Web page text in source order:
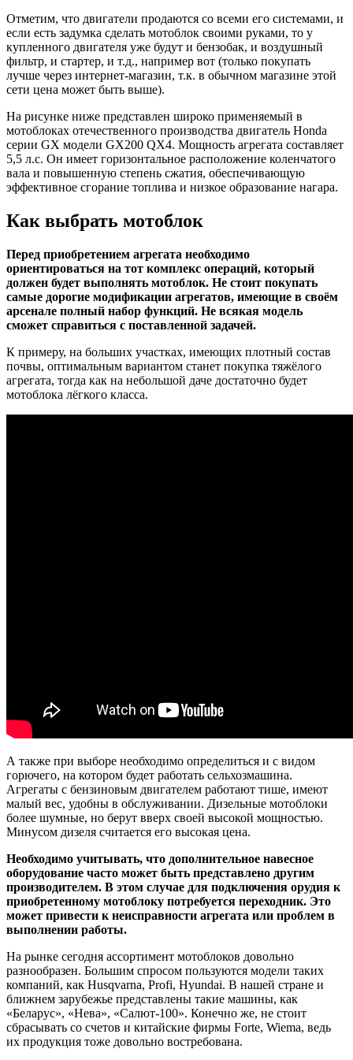
Отметим, что двигатели продаются со всеми его системами, и
если есть задумка сделать мотоблок своими руками, то у
купленного двигателя уже будут и бензобак, и воздушный
фильтр, и стартер, и т.д., например вот (только покупать
лучше через интернет-магазин, т.к. в обычном магазине этой
сети цена может быть выше).
На рисунке ниже представлен широко применяемый в
мотоблоках отечественного производства двигатель Honda
серии GX модели GX200 QX4. Мощность агрегата составляет
5,5 л.с. Он имеет горизонтальное расположение коленчатого
вала и повышенную степень сжатия, обеспечивающую
эффективное сгорание топлива и низкое образование нагара.
Как выбрать мотоблок
Перед приобретением агрегата необходимо
ориентироваться на тот комплекс операций, который
должен будет выполнять мотоблок. Не стоит покупать
самые дорогие модификации агрегатов, имеющие в своём
арсенале полный набор функций. Не всякая модель
сможет справиться с поставленной задачей.
К примеру, на больших участках, имеющих плотный состав
почвы, оптимальным вариантом станет покупка тяжёлого
агрегата, тогда как на небольшой даче достаточно будет
мотоблока лёгкого класса.
А также при выборе необходимо определиться и с видом
горючего, на котором будет работать сельхозмашина.
Агрегаты с бензиновым двигателем работают тише, имеют
малый вес, удобны в обслуживании. Дизельные мотоблоки
более шумные, но берут вверх своей высокой мощностью.
Минусом дизеля считается его высокая цена.
Необходимо учитывать, что дополнительное навесное
оборудование часто может быть представлено другим
производителем. В этом случае для подключения орудия к
приобретенному мотоблоку потребуется переходник. Это
может привести к неисправности агрегата или проблем в
выполнении работы.
На рынке сегодня ассортимент мотоблоков довольно
разнообразен. Большим спросом пользуются модели таких
компаний, как Husqvarna, Profi, Hyundai. В нашей стране и
ближнем зарубежье представлены такие машины, как
«Беларус», «Нева», «Салют-100». Конечно же, не стоит
сбрасывать со счетов и китайские фирмы Forte, Wiema, ведь
их продукция тоже довольно востребована.